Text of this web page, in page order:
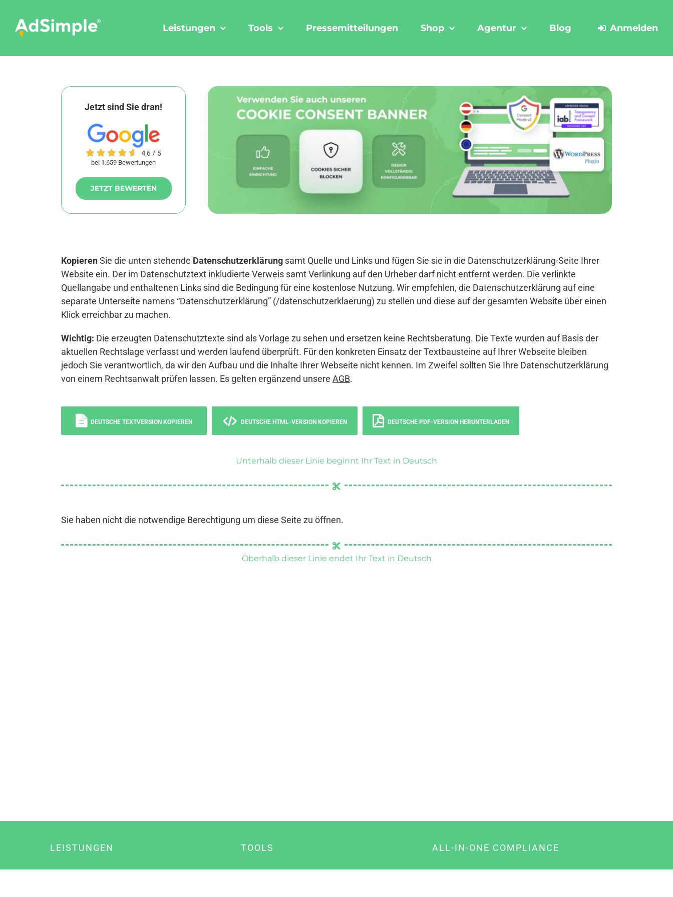
content
Leistungen Tools Pressemitteilungen Shop Agentur Blog Anmelden
Jetzt sind Sie dran!
bei 1.659 Bewertungen
JETZT BEWERTEN
KopierenSie die unten stehende Datenschutzerklärung samt Quelle und Links und fügen Sie sie in die Datenschutzerklärung-Seite Ihrer
Website ein. Der im Datenschutztext inkludierte Verweis samt Verlinkung auf den Urheber darf nicht entfernt werden. Die verlinkte
Quellangabe und enthaltenen Links sind die Bedingung für eine kostenlose Nutzung. Wir empfehlen, die Datenschutzerklärung auf eine
separate Unterseite namens “Datenschutzerklärung” (/datenschutzerklaerung) zu stellen und diese auf der gesamten Website über einen
Klick erreichbar zu machen.
Wichtig: Die erzeugten Datenschutztexte sind als Vorlage zu sehen und ersetzen keine Rechtsberatung. Die Texte wurden auf Basis der
aktuellen Rechtslage verfasst und werden laufend überprüft. Für den konkreten Einsatz der Textbausteine auf Ihrer Webseite bleiben
jedoch Sie verantwortlich, da wir den Aufbau und die Inhalte Ihrer Webseite nicht kennen. Im Zweifel sollten Sie Ihre Datenschutzerklärung
von einem Rechtsanwalt prüfen lassen. Es gelten ergänzend unsere AGB.
DEUTSCHE TEXTVERSION KOPIEREN DEUTSCHE HTML-VERSION KOPIEREN DEUTSCHE PDF-VERSION HERUNTERLADEN
Unterhalb dieser Linie beginnt Ihr Text in Deutsch
Sie haben nicht die notwendige Berechtigung um diese Seite zu öffnen.
Oberhalb dieser Linie endet Ihr Text in Deutsch
LEISTUNGEN TOOLS ALL-IN-ONE COMPLIANCE